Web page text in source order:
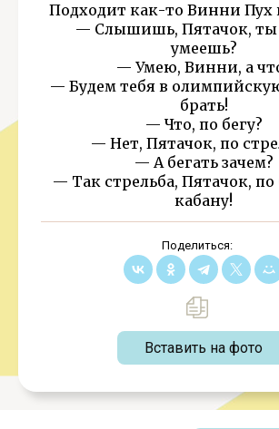
Подходит как-то Винни Пух
— Слышишь, Пятачок, ты
умеешь?
— Умею, Винни, а
— Будем тебя в
брать!
— Что, по бегу?
— Нет, Пятачок, по
— А бегать зачем?
— Так стрельба, Пятачок,
кабану!
Поделиться:
Вставить на фото